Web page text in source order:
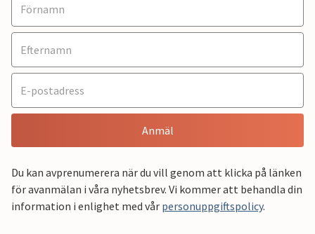
Anmäl
Du kan avprenumerera när du vill genom att klicka på länken
för avanmälan i våra nyhetsbrev. Vi kommer att behandla din
information i enlighet med vår personuppgiftspolicy.